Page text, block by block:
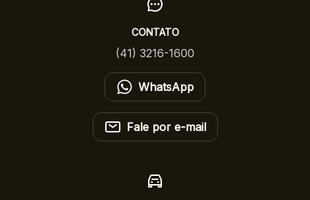
CONTATO
(41) 3216-1600
WhatsApp
Fale por e-mail